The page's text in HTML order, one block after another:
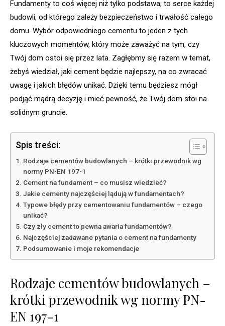
Fundamenty to coś więcej niż tylko podstawa; to serce każdej
budowli, od którego zależy bezpieczeństwo i trwałość całego
domu. Wybór odpowiedniego cementu to jeden z tych
kluczowych momentów, który może zaważyć na tym, czy
Twój dom ostoi się przez lata. Zagłębmy się razem w temat,
żebyś wiedział, jaki cement będzie najlepszy, na co zwracać
uwagę i jakich błędów unikać. Dzięki temu będziesz mógł
podjąć mądrą decyzję i mieć pewność, że Twój dom stoi na
solidnym gruncie.
Spis treści:
Rodzaje cementów budowlanych – krótki przewodnik wg
normy PN-EN 197-1
Cement na fundament – co musisz wiedzieć?
Jakie cementy najczęściej lądują w fundamentach?
Typowe błędy przy cementowaniu fundamentów – czego
unikać?
Czy zły cement to pewna awaria fundamentów?
Najczęściej zadawane pytania o cement na fundamenty
Podsumowanie i moje rekomendacje
Rodzaje cementów budowlanych –
krótki przewodnik wg normy PN-
EN 197-1